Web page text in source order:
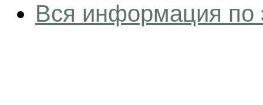
Вся информация по